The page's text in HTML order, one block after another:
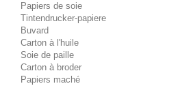
Papiers de soie
Tintendrucker-papiere
Buvard
Carton à l'huile
Soie de paille
Carton à broder
Papiers maché